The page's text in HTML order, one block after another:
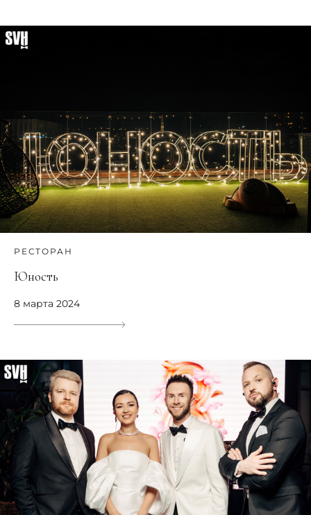
РЕСТОРАН
Юность
8 марта 2024